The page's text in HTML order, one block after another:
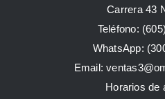
Carrera 43
Teléfono:
WhatsApp:
Email:
Horarios de